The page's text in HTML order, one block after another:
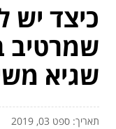
כיצד יש
שמרטיב
שגיא
תאריך: ספט 03, 2019